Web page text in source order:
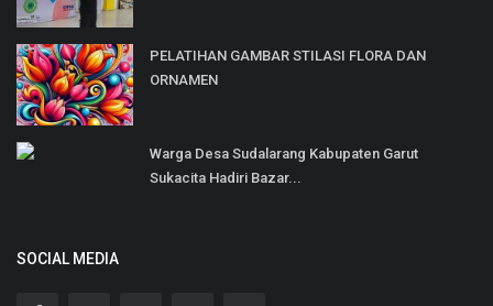
PELATIHAN GAMBAR STILASI FLORA DAN
ORNAMEN
Warga Desa Sudalarang Kabupaten Garut
Sukacita Hadiri Bazar...
SOCIAL MEDIA